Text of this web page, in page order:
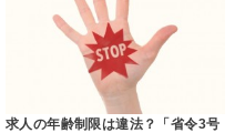
求人の年齢制限は違法？「省令3号